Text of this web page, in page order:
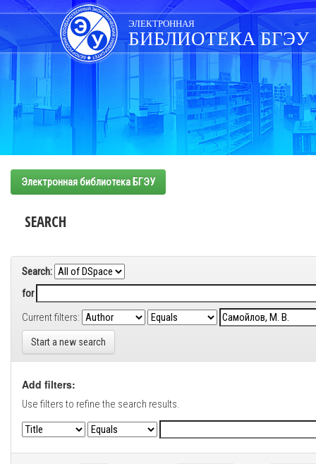
Skip
navigation
ЭЛЕКТРОННАЯ
БИБЛИОТЕКА БГЭУ
Электронная библиотека БГЭУ
SEARCH
Search:
for
Current filters:
Start a new search
Add filters:
Use filters to refine the search results.